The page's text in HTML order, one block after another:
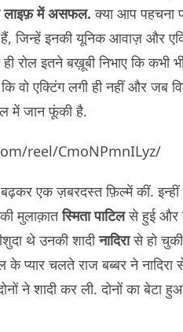
लाइफ़ में असफल. क्या आप पहचना
जिन्हें इनकी यूनिक आवाज़ और
ही रोल इतने बख़ूबी निभाए कि कभी
कि वो एक्टिंग लगी ही नहीं और
में जान फूंकी है.
reel/CmoNPmnILyz/
बढ़कर एक ज़बरदस्त फ़िल्में कीं.
मुलाक़ातस्मिता पाटिलसे हुई और
थे उनकी शादीनादिरासे हो
के प्यार चलते राज बब्बर ने
ने शादी कर ली. दोनों का बेटा